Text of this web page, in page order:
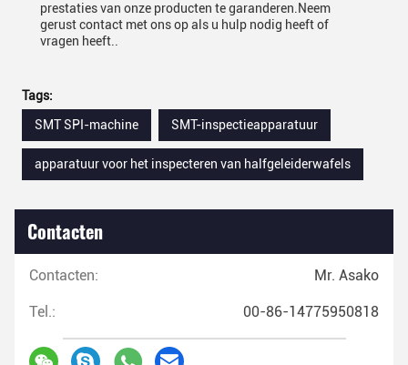
prestaties van onze producten te garanderen.Neem
gerust contact met ons op als u hulp nodig heeft of
vragen heeft..
Tags:
SMT SPI-machine
SMT-inspectieapparatuur
apparatuur voor het inspecteren van halfgeleiderwafels
Contacten
Contacten: Mr. Asako
Tel.: 00-86-14775950818